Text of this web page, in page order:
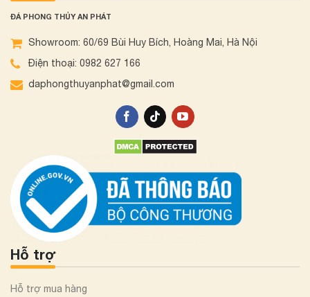
ĐÁ PHONG THỦY AN PHÁT
Showroom: 60/69 Bùi Huy Bích, Hoàng Mai, Hà Nội
Điện thoại: 0982 627 166
daphongthuyanphat@gmail.com
Hỗ trợ
Hỗ trợ mua hàng